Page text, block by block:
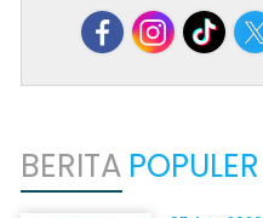
BERITA POPULER